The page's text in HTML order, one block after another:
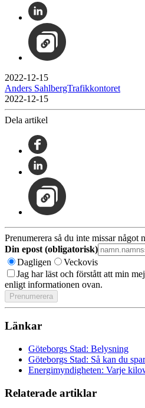
2022-12-15
Anders SahlbergTrafikkontoret
2022-12-15
Dela artikel
Prenumerera så du inte missar något
Din epost (obligatorisk)
Dagligen
Veckovis
Jag har läst och förstått att min
enligt informationen ovan.
Länkar
Göteborgs Stad: Belysning
Göteborgs Stad: Så kan du
Energimyndigheten: Varje
Relaterade artiklar